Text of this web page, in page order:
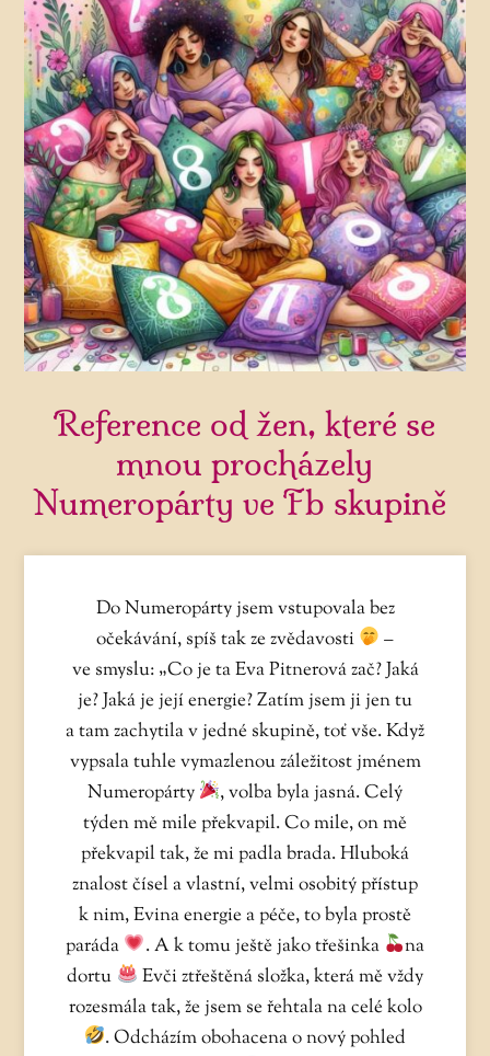
Reference od žen, které se
mnou procházely
Numeropárty ve Fb skupině
Do Numeropárty jsem vstupovala bez
očekávání, spíš tak ze zvědavosti
–
ve smyslu: „Co je ta Eva Pitnerová zač? Jaká
je? Jaká je její energie? Zatím jsem ji jen tu
a tam zachytila v jedné skupině, toť vše. Když
vypsala tuhle vymazlenou záležitost jménem
Numeropárty
, volba byla jasná. Celý
týden mě mile překvapil. Co mile, on mě
překvapil tak, že mi padla brada. Hluboká
znalost čísel a vlastní, velmi osobitý přístup
k nim, Evina energie a péče, to byla prostě
paráda
. A k tomu ještě jako třešinka
na
dortu
Evči ztřeštěná složka, která mě vždy
rozesmála tak, že jsem se řehtala na celé kolo
. Odcházím obohacena o nový pohled